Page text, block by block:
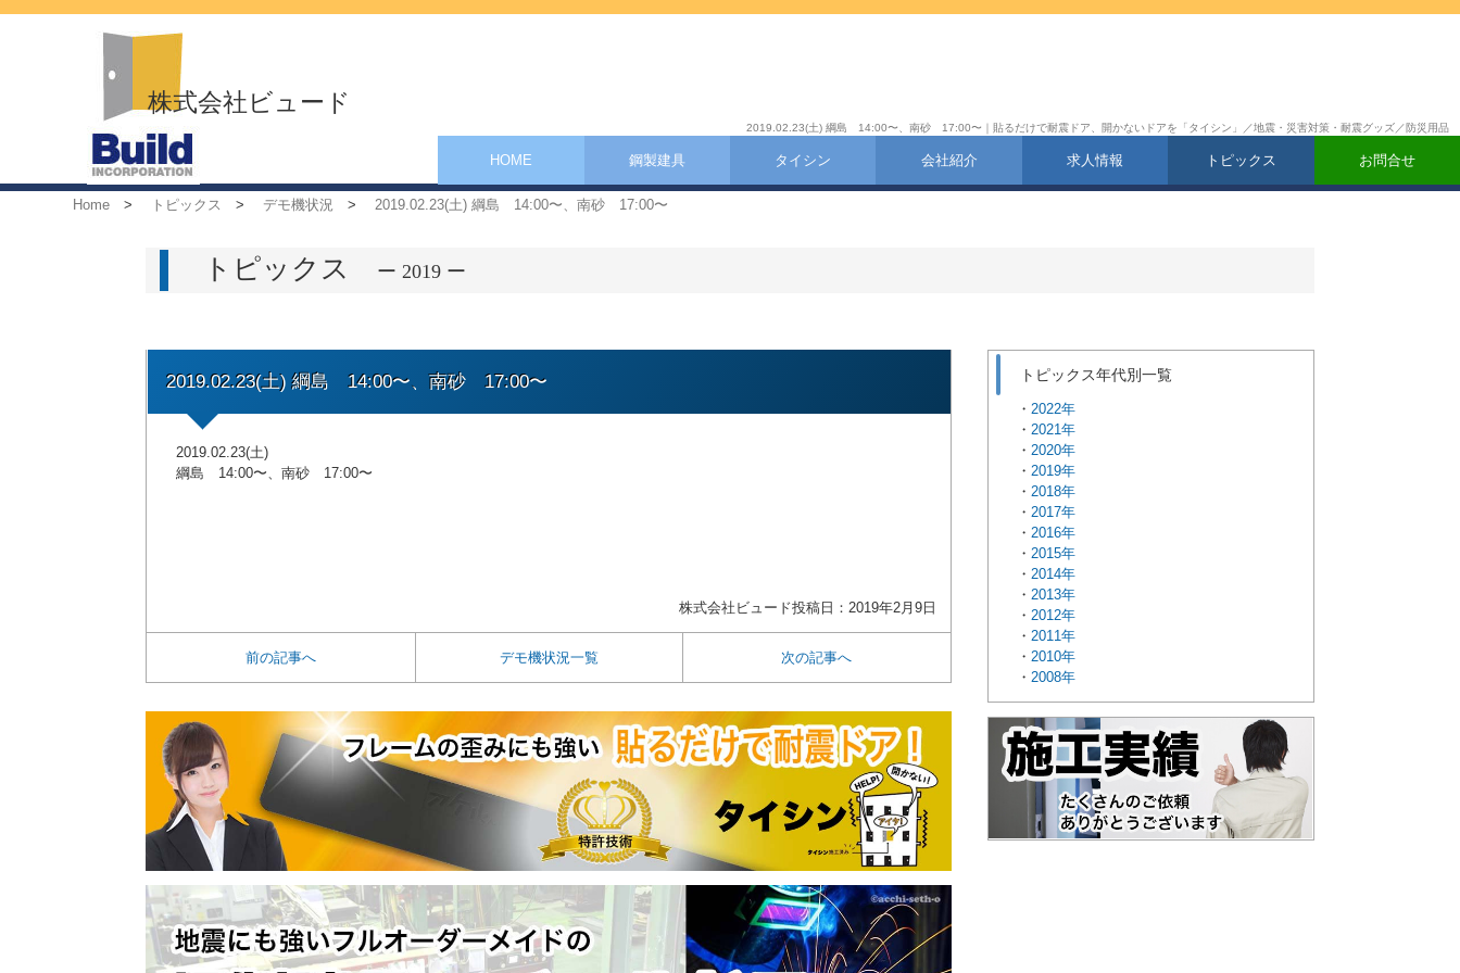
株式会社ビュード
2019.02.23(土) 綱島 14:00〜、南砂 17:00〜｜貼るだけで耐震ドア、開かないドアを「タイシン」／地震・災害対策・耐震グッズ／防災用品
HOME 鋼製建具 タイシン 会社紹介 求人情報 トピックス お問合せ
Home > トピックス > デモ機状況 >2019.02.23(土) 綱島 14:00〜、南砂 17:00〜
トピックス ー 2019 ー
2019.02.23(土) 綱島 14:00〜、南砂 17:00〜
2019.02.23(土)
綱島 14:00〜、南砂 17:00〜
株式会社ビュード投稿日：2019年2月9日
前の記事へ デモ機状況一覧 次の記事へ
トピックス年代別一覧
2022年
2021年
2020年
2019年
2018年
2017年
2016年
2015年
2014年
2013年
2012年
2011年
2010年
2008年